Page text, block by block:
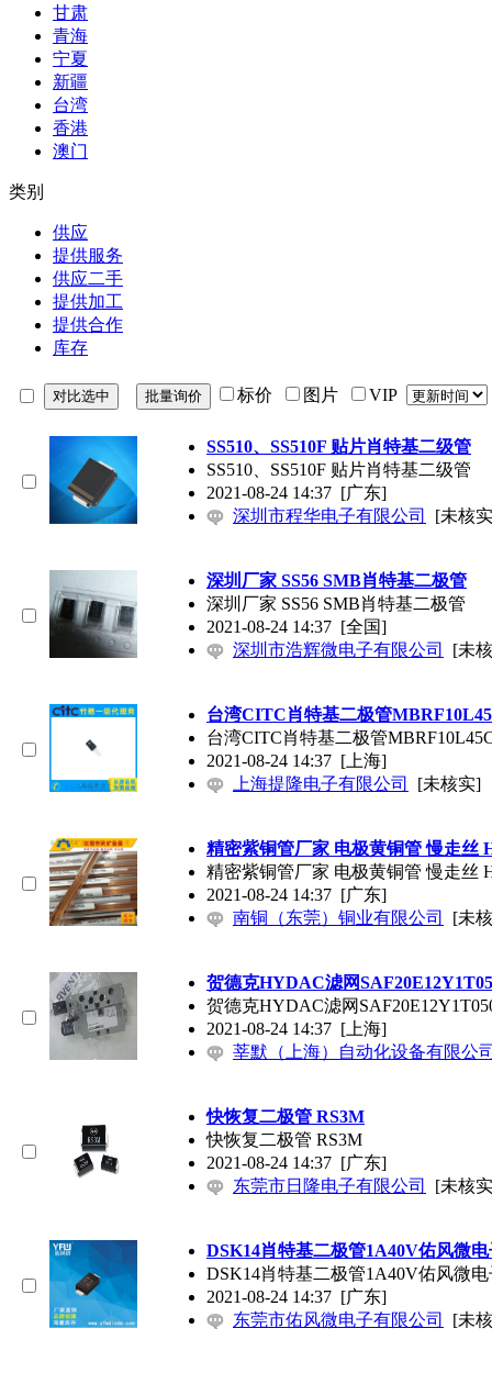
甘肃
青海
宁夏
新疆
台湾
香港
澳门
类别
供应
提供服务
供应二手
提供加工
提供合作
库存
标价 图片 VIP
SS510、SS510F 贴片肖特基二级管
SS510、SS510F 贴片肖特基二级管
2021-08-24 14:37 [广东]
深圳市程华电子有限公司
[未核
深圳厂家 SS56 SMB肖特基二极管
深圳厂家 SS56 SMB肖特基二极管
2021-08-24 14:37 [全国]
深圳市浩辉微电子有限公司
[未
台湾CITC肖特基二极管
台湾CITC肖特基二极管
2021-08-24 14:37 [上海]
上海提隆电子有限公司
[未核实]
精密紫铜管厂家 电极黄铜管 慢走丝
精密紫铜管厂家 电极黄铜管 慢走丝
2021-08-24 14:37 [广东]
南铜（东莞）铜业有限公司
[未
贺德克HYDAC滤网
贺德克HYDAC滤网
2021-08-24 14:37 [上海]
莘默（上海）自动化设备有限公
快恢复二极管 RS3M
快恢复二极管 RS3M
2021-08-24 14:37 [广东]
东莞市日隆电子有限公司
[未核
DSK14肖特基二极管1A40V佑风微
DSK14肖特基二极管1A40V佑风微
2021-08-24 14:37 [广东]
东莞市佑风微电子有限公司
[未